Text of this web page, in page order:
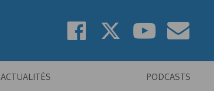
ACTUALITÉS PODCASTS